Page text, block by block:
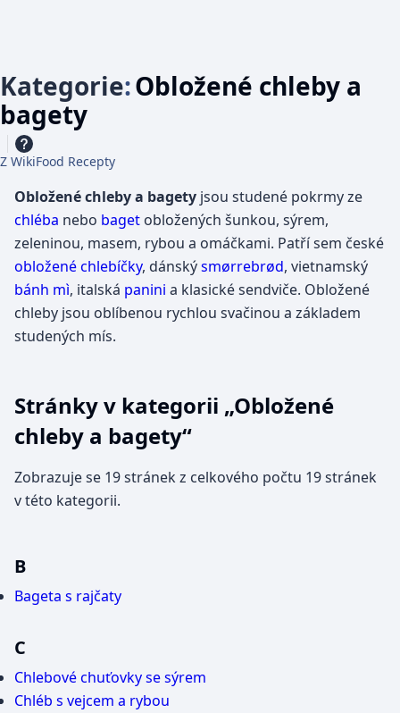
Kategorie:Obložené chleby a
bagety
Z WikiFood Recepty
Obložené chleby a bagety jsou studené pokrmy ze
chléba nebo baget obložených šunkou, sýrem,
zeleninou, masem, rybou a omáčkami. Patří sem české
obložené chlebíčky, dánskýsmørrebrød, vietnamský
bánh mì, italská panini a klasické sendviče. Obložené
chleby jsou oblíbenou rychlou svačinou a základem
studených mís.
Stránky v kategorii „Obložené
chleby a bagety“
Zobrazuje se 19 stránek z celkového počtu 19 stránek
v této kategorii.
B
Bageta s rajčaty
C
Chlebové chuťovky se sýrem
Chléb s vejcem a rybou